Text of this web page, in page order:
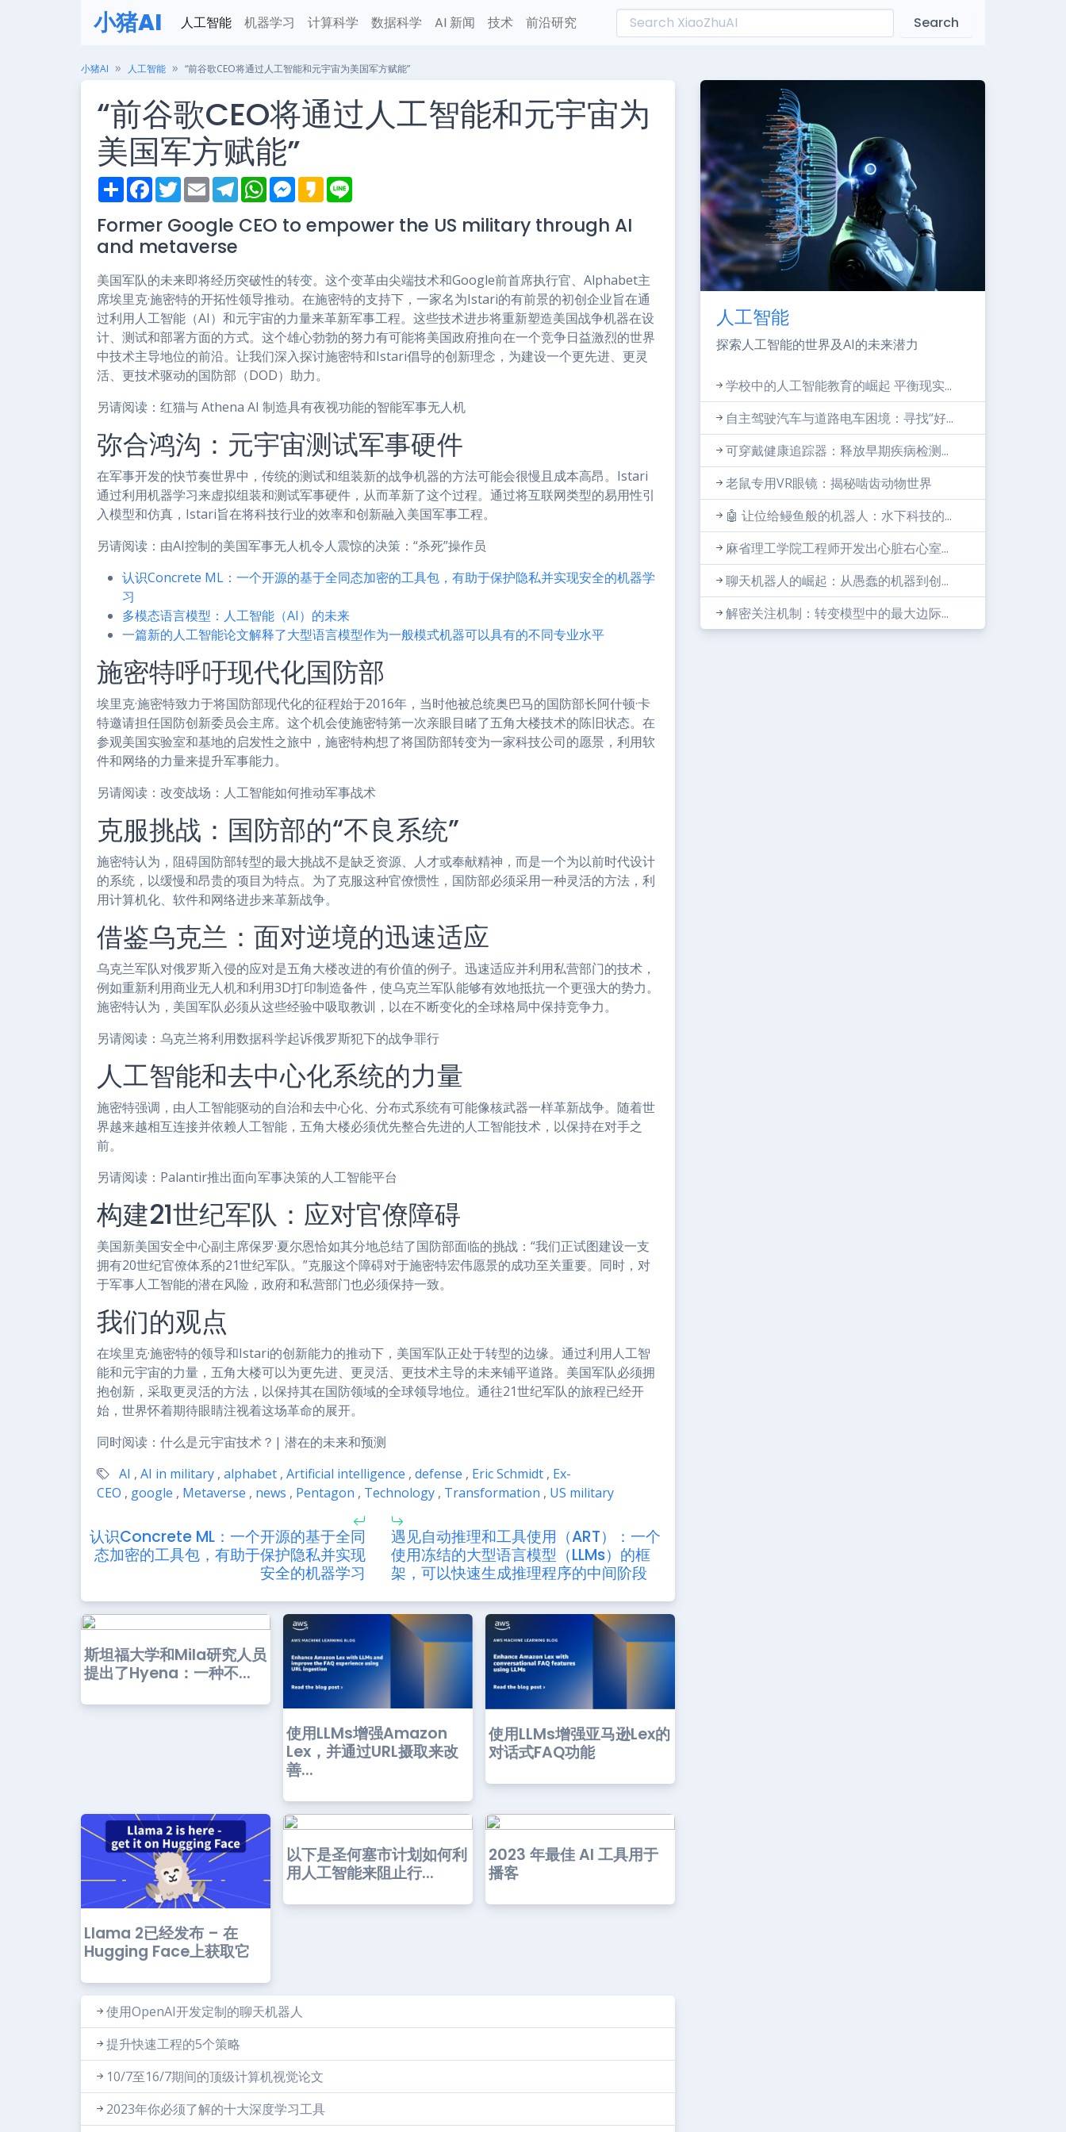
小猪AI 人工智能 机器学习 计算科学 数据科学 AI 新闻 技术 前沿研究 Search
小猪AI 人工智能 “前谷歌CEO将通过人工智能和元宇宙为美国军方赋能”
“前谷歌CEO将通过人工智能和元宇宙为
美国军方赋能”
S
h
r
e
F
a
e
b
o
k
T
w
t
t
e
E
m
i
l
T
e
e
g
m
W
h
t
s
p
M
e
s
e
e
r
K
a
a
o
e
Former Google CEO to empower the US military through AI
and metaverse
美国军队的未来即将经历突破性的转变。这个变革由尖端技术和Google前首席执行官、Alphabet主
席埃里克·施密特的开拓性领导推动。在施密特的支持下，一家名为Istari的有前景的初创企业旨在通
过利用人工智能（AI）和元宇宙的力量来革新军事工程。这些技术进步将重新塑造美国战争机器在设
计、测试和部署方面的方式。这个雄心勃勃的努力有可能将美国政府推向在一个竞争日益激烈的世界
中技术主导地位的前沿。让我们深入探讨施密特和Istari倡导的创新理念，为建设一个更先进、更灵
活、更技术驱动的国防部（DOD）助力。
另请阅读：红猫与 Athena AI 制造具有夜视功能的智能军事无人机
弥合鸿沟：元宇宙测试军事硬件
在军事开发的快节奏世界中，传统的测试和组装新的战争机器的方法可能会很慢且成本高昂。Istari
通过利用机器学习来虚拟组装和测试军事硬件，从而革新了这个过程。通过将互联网类型的易用性引
入模型和仿真，Istari旨在将科技行业的效率和创新融入美国军事工程。
另请阅读：由AI控制的美国军事无人机令人震惊的决策：“杀死”操作员
认识Concrete ML：一个开源的基于全同态加密的工具包，有助于保护隐私并实现安全的机器学
习
多模态语言模型：人工智能（AI）的未来
一篇新的人工智能论文解释了大型语言模型作为一般模式机器可以具有的不同专业水平
施密特呼吁现代化国防部
埃里克·施密特致力于将国防部现代化的征程始于2016年，当时他被总统奥巴马的国防部长阿什顿·卡
特邀请担任国防创新委员会主席。这个机会使施密特第一次亲眼目睹了五角大楼技术的陈旧状态。在
参观美国实验室和基地的启发性之旅中，施密特构想了将国防部转变为一家科技公司的愿景，利用软
件和网络的力量来提升军事能力。
另请阅读：改变战场：人工智能如何推动军事战术
克服挑战：国防部的“不良系统”
施密特认为，阻碍国防部转型的最大挑战不是缺乏资源、人才或奉献精神，而是一个为以前时代设计
的系统，以缓慢和昂贵的项目为特点。为了克服这种官僚惯性，国防部必须采用一种灵活的方法，利
用计算机化、软件和网络进步来革新战争。
借鉴乌克兰：面对逆境的迅速适应
乌克兰军队对俄罗斯入侵的应对是五角大楼改进的有价值的例子。迅速适应并利用私营部门的技术，
例如重新利用商业无人机和利用3D打印制造备件，使乌克兰军队能够有效地抵抗一个更强大的势力。
施密特认为，美国军队必须从这些经验中吸取教训，以在不断变化的全球格局中保持竞争力。
另请阅读：乌克兰将利用数据科学起诉俄罗斯犯下的战争罪行
人工智能和去中心化系统的力量
施密特强调，由人工智能驱动的自治和去中心化、分布式系统有可能像核武器一样革新战争。随着世
界越来越相互连接并依赖人工智能，五角大楼必须优先整合先进的人工智能技术，以保持在对手之
前。
另请阅读：Palantir推出面向军事决策的人工智能平台
构建21世纪军队：应对官僚障碍
美国新美国安全中心副主席保罗·夏尔恩恰如其分地总结了国防部面临的挑战：“我们正试图建设一支
拥有20世纪官僚体系的21世纪军队。”克服这个障碍对于施密特宏伟愿景的成功至关重要。同时，对
于军事人工智能的潜在风险，政府和私营部门也必须保持一致。
我们的观点
在埃里克·施密特的领导和Istari的创新能力的推动下，美国军队正处于转型的边缘。通过利用人工智
能和元宇宙的力量，五角大楼可以为更先进、更灵活、更技术主导的未来铺平道路。美国军队必须拥
抱创新，采取更灵活的方法，以保持其在国防领域的全球领导地位。通往21世纪军队的旅程已经开
始，世界怀着期待眼睛注视着这场革命的展开。
同时阅读：什么是元宇宙技术？| 潜在的未来和预测
AI , AI in military , alphabet , Artificial intelligence , defense , Eric Schmidt , Ex-
CEO , google , Metaverse , news , Pentagon , Technology , Transformation , US military
认识Concrete ML：一个开源的基于全同
态加密的工具包，有助于保护隐私并实现
安全的机器学习
遇见自动推理和工具使用（ART）：一个
使用冻结的大型语言模型（LLMs）的框
架，可以快速生成推理程序的中间阶段
斯坦福大学和Mila研究人员
提出了Hyena：一种不...
使用LLMs增强Amazon
Lex，并通过URL摄取来改
善...
使用LLMs增强亚马逊Lex的
对话式FAQ功能
Llama 2已经发布 – 在
Hugging Face上获取它
以下是圣何塞市计划如何利
用人工智能来阻止行...
2023 年最佳 AI 工具用于
播客
使用OpenAI开发定制的聊天机器人
提升快速工程的5个策略
10/7至16/7期间的顶级计算机视觉论文
2023年你必须了解的十大深度学习工具
人工智能
探索人工智能的世界及AI的未来潜力
学校中的人工智能教育的崛起 平衡现实...
自主驾驶汽车与道路电车困境：寻找“好...
可穿戴健康追踪器：释放早期疾病检测...
老鼠专用VR眼镜：揭秘啮齿动物世界
🤖 让位给鳗鱼般的机器人：水下科技的...
麻省理工学院工程师开发出心脏右心室...
聊天机器人的崛起：从愚蠢的机器到创...
解密关注机制：转变模型中的最大边际...